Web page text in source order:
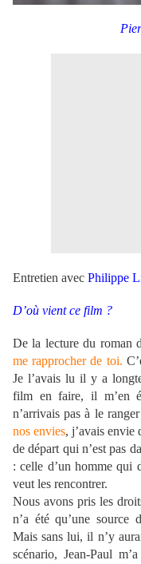
Entretien avec Philippe
D’où vient ce film ?
De la lecture du roman
me rapprocher de toi.
Je l’avais lu il y a
film en faire, il m’en
n’arrivais pas à le
nos envies, j’avais envie
de départ qui n’est pas
: celle d’un homme qui
veut les rencontrer.
Nous avons pris les
n’a été qu’une source
Mais sans lui, il n’y
scénario, Jean-Paul